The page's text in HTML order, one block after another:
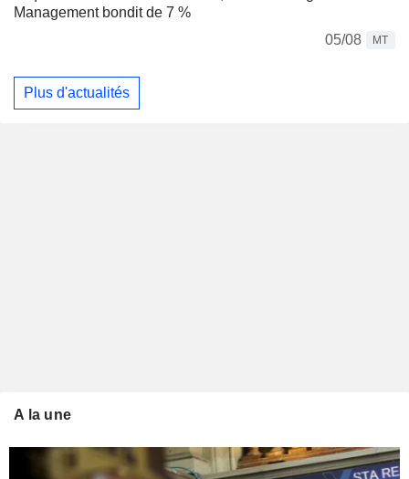
Management bondit de 7 %
05/08
MT
Plus d'actualités
A la une